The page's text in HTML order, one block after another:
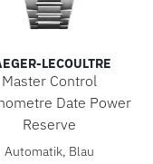
Date, Ref:
LECOULTRE
Master Control
Date Power
Reserve
LeCoultre Master
Automatik, Blau